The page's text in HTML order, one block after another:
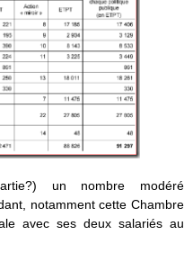
un nombre modéré
notamment cette Chambre
avec ses deux salariés au